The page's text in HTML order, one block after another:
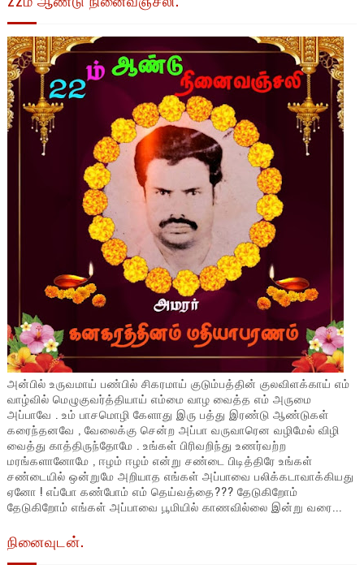
அன்பில் உருவமாய் பண்பில் சிகரமாய் குடும்பத்தின் குலவிளக்காய் எம்
வாழ்வில் மெழுகுவர்த்தியாய் எம்மை வாழ வைத்த எம் அருமை
அப்பாவே . உம் பாசமொழி கேளாது இரு பத்து இரண்டு ஆண்டுகள்
கரைந்தனவே , வேலைக்கு சென்ற அப்பா வருவாரென வழிமேல் விழி
வைத்து காத்திருந்தோமே . உங்கள் பிரிவறிந்து உணர்வற்ற
மரங்களானோமே , ஈழம் ஈழம் என்று சண்டை பிடித்திரே உங்கள்
சண்டையில் ஒன்றுமே அறியாத எங்கள் அப்பாவை பலிக்கடாவாக்கியது
ஏனோ ! எப்போ கண்போம் எம் தெய்வத்தை??? தேடுகிறோம்
தேடுகிறோம் எங்கள் அப்பாவை பூமியில் காணவில்லை இன்று வரை...
நினைவுடன்.